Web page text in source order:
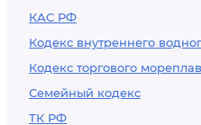
КАС РФ
Кодекс внутреннего
Кодекс торгового
Семейный кодекс
ТК РФ